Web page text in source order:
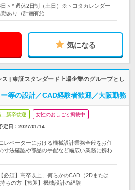
＞* 週休2日制（土日）※トヨタカレンダー
あり（計画有給…
気になる
| 東証スタンダード上場企業のグループとし
ー等の設計／CAD経験者歓迎／大阪勤務
二新卒歓迎 女性のおしごと掲載中
定日： 2027/01/14
レベーターにおける機械設計業務全般をお任
寸法確認や部品の手配など幅広い業務に携わ
必須】高卒以上、何らかのCAD（2Dまたは
ちの方【歓迎】機械設計の経験